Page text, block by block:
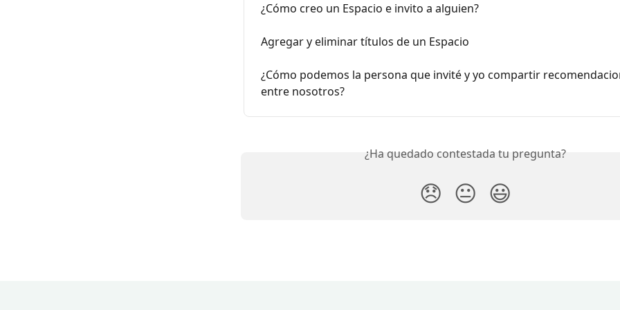
¿Cómo creo un Espacio e invito a alguien?
Agregar y eliminar títulos de un Espacio
¿Cómo podemos la persona que invité y yo compartir
entre nosotros?
¿Ha quedado contestada tu pregunta?
😞 😐 😃